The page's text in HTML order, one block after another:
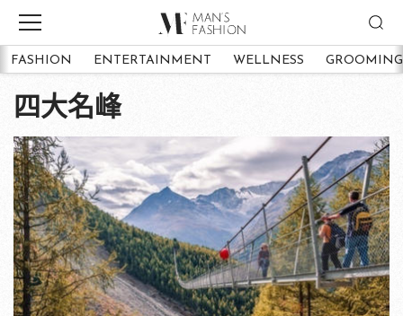
FASHION ENTERTAINMENT WELLNESS GROOMING
四大名峰